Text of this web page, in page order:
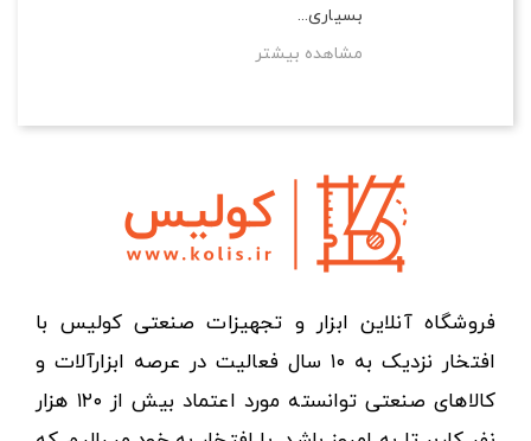
بسیاری...
مشاهده بیشتر
فروشگاه آنلاین ابزار و تجهیزات صنعتی کولیس با
افتخار نزدیک به ۱۰ سال فعالیت در عرصه ابزارآلات و
کالاهای صنعتی توانسته مورد اعتماد بیش از ۱۲۰ هزار